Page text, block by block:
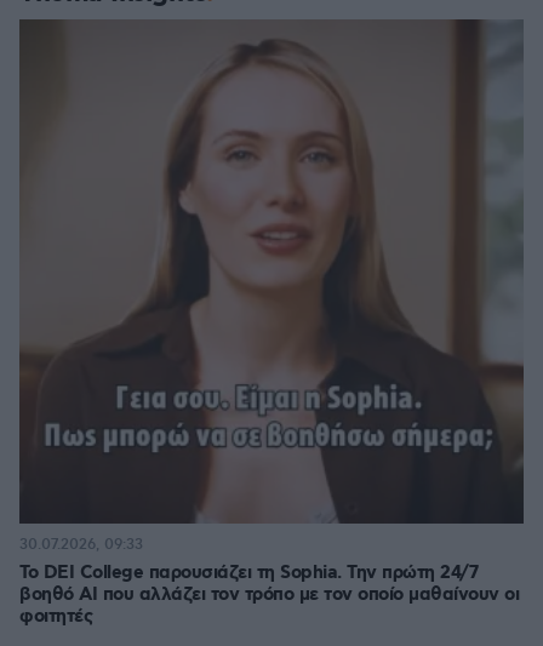
Το DEI College παρουσιάζει τη Sophia. Την πρώτη 24/7
βοηθό AI που αλλάζει τον τρόπο με τον οποίο μαθαίνουν οι
φοιτητές
30.07.2026, 09:33